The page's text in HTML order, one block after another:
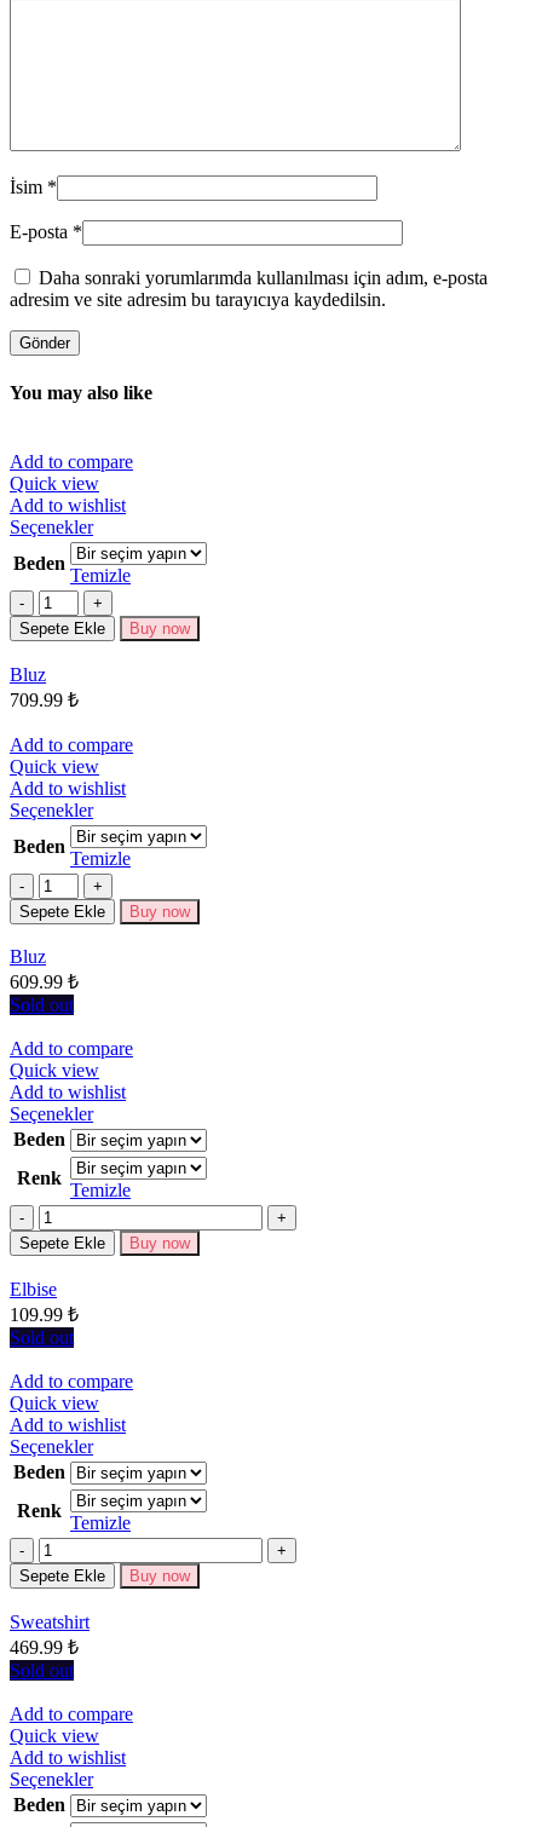
İsim *
E-posta *
Daha sonraki yorumlarımda kullanılması için adım, e-posta
adresim ve site adresim bu tarayıcıya kaydedilsin.
You may also like
Add to compare
Quick view
Add to wishlist
SeçeneklerBu
ürünün
birden
fazla
varyasyonu
var.
Beden
Temizle
Miktar
Sepete Ekle Buy now
Bluz
709.99 ₺
Add to compare
Quick view
Add to wishlist
SeçeneklerBu
ürünün
birden
fazla
varyasyonu
var.
Beden
Temizle
Miktar
Sepete Ekle Buy now
Bluz
609.99 ₺
Sold out
Add to compare
Quick view
Add to wishlist
SeçeneklerBu
ürünün
birden
fazla
varyasyonu
Seçenekler
Beden
Renk
Temizle
Miktar
Sepete Ekle Buy now
Elbise
109.99 ₺
Sold out
Add to compare
Quick view
Add to wishlist
SeçeneklerBu
ürünün
birden
fazla
varyasyonu
Seçenekler
Beden
Renk
Temizle
Miktar
Sepete Ekle Buy now
Sweatshirt
469.99 ₺
Sold out
Add to compare
Quick view
Add to wishlist
SeçeneklerBu
ürünün
birden
Beden